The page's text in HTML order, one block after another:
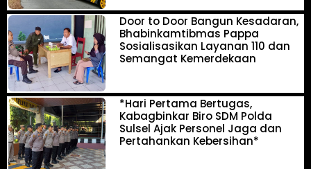
Door to Door Bangun Kesadaran,
Bhabinkamtibmas Pappa
Sosialisasikan Layanan 110 dan
Semangat Kemerdekaan
*Hari Pertama Bertugas,
Kabagbinkar Biro SDM Polda
Sulsel Ajak Personel Jaga dan
Pertahankan Kebersihan*